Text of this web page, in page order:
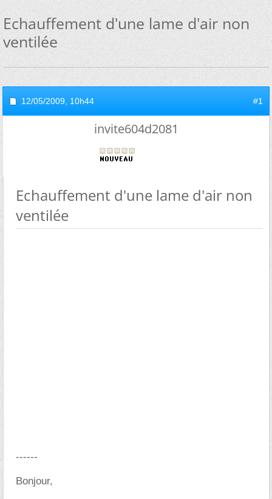
Echauffement d'une lame d'air non
ventilée
12/05/2009, 10h44 #1
invite604d2081
Echauffement d'une lame d'air non
ventilée
------
Bonjour,